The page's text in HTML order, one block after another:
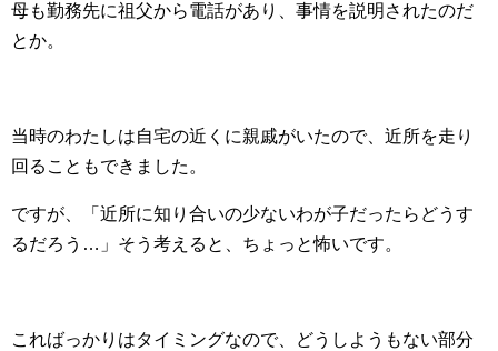
母も勤務先に祖父から電話があり、事情を説明されたのだ
とか。
当時のわたしは自宅の近くに親戚がいたので、近所を走り
回ることもできました。
ですが、「近所に知り合いの少ないわが子だったらどうす
るだろう…」そう考えると、ちょっと怖いです。
こればっかりはタイミングなので、どうしようもない部分